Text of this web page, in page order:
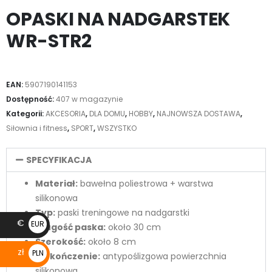
OPASKI NA NADGARSTEK
WR-STR2
EAN: 5907190141153
Dostępność:407 w magazynie
Kategorii:AKCESORIA, DLA DOMU, HOBBY, NAJNOWSZA DOSTAWA,
Siłownia i fitness, SPORT,WSZYSTKO
SPECYFIKACJA
Materiał: bawełna poliestrowa + warstwa
silikonowa
Typ: paski treningowe na nadgarstki
Długość paska: około 30 cm
Szerokość: około 8 cm
Wykończenie: antypoślizgowa powierzchnia
€
EUR
€
zł
PLN
zł